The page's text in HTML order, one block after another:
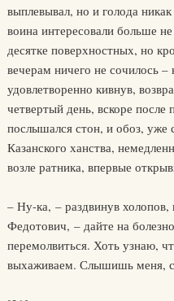
выплевывал, но и голода
воина интересовали больше
десятке поверхностных, но
вечерам ничего не сочилось
удовлетворенно кивнув,
четвертый день, вскоре после
послышался стон, и обоз,
Казанского ханства,
возле ратника, впервые
– Ну-ка, – раздвинув холопов,
Федотович, – дайте на
перемолвиться. Хоть узнаю,
выхаживаем. Слышишь меня,